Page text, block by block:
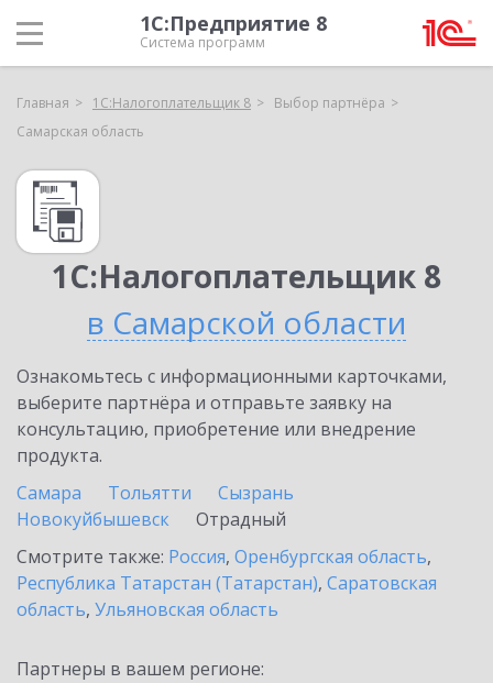
1С:Предприятие 8
Система программ
Главная 1С:Налогоплательщик 8
Выбор партнёра
Самарская область
1С:Налогоплательщик 8
в Самарской области
Ознакомьтесь с информационными карточками,
выберите партнёра и отправьте заявку на
консультацию, приобретение или внедрение
продукта.
Самара
Тольятти
Сызрань
Новокуйбышевск
Отрадный
Смотрите также: Россия, Оренбургская область,
Республика Татарстан (Татарстан), Саратовская
область, Ульяновская область
Партнеры в вашем регионе: